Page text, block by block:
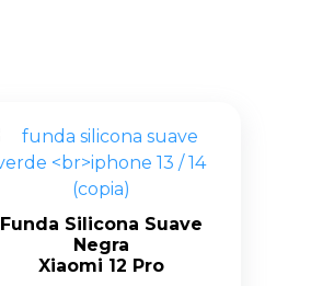
Funda Silicona Suave
Negra
Xiaomi 12 Pro